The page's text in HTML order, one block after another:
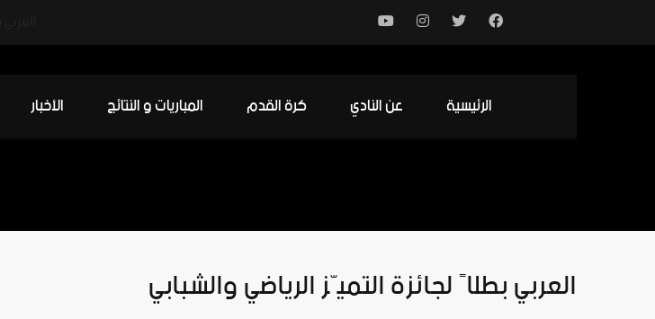
الرئيسية عن النادي كرة القدم المباريات و النتائج الأخبار
العربي بطلاً لجائزة التميّز الرياضي والشبابي